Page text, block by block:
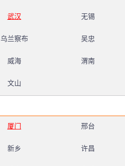
武汉 无锡
乌兰察布 吴忠
威海 渭南
文山
厦门 邢台
新乡 许昌